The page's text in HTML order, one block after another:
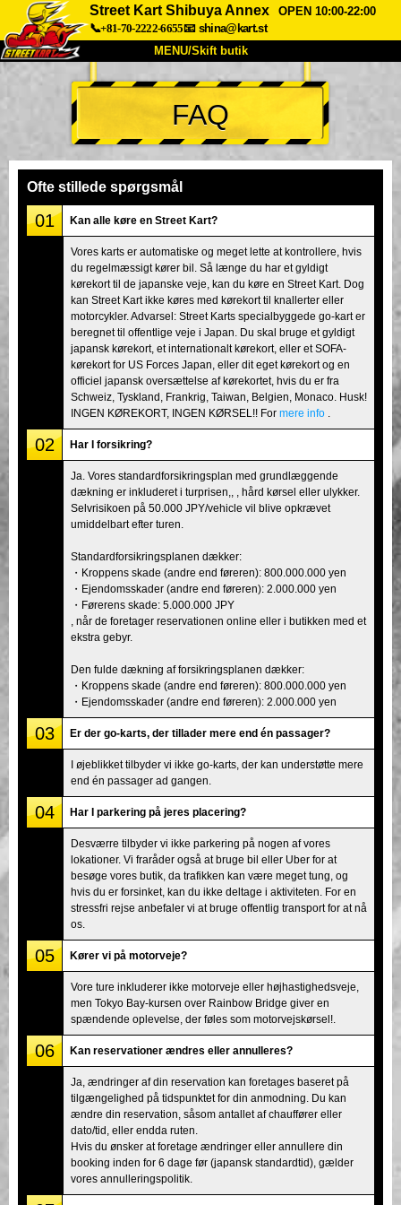
Street Kart Shibuya Annex
OPEN 10:00-22:00
📞+81-70-2222-6655📧 shina@kart.st
MENU/Skift butik
TOP
Om Specifikationer Pris
Stemme
Virksomhed
Tokyo Shinagawa Tokyo Akihabara#1
Tokyo Akihabara#2 Tokyo Shibuya
Tokyo Shibuya Annex Tokyo Bay
Tokyo Asakusa Osaka
Okinawa
FAQ
Ofte stillede spørgsmål
01 Kan alle køre en Street Kart?
Vores karts er automatiske og meget lette at kontrollere, hvis
du regelmæssigt kører bil. Så længe du har et gyldigt
kørekort til de japanske veje, kan du køre en Street Kart. Dog
kan Street Kart ikke køres med kørekort til knallerter eller
motorcykler. Advarsel: Street Karts specialbyggede go-kart er
beregnet til offentlige veje i Japan. Du skal bruge et gyldigt
japansk kørekort, et internationalt kørekort, eller et SOFA-
kørekort for US Forces Japan, eller dit eget kørekort og en
officiel japansk oversættelse af kørekortet, hvis du er fra
Schweiz, Tyskland, Frankrig, Taiwan, Belgien, Monaco. Husk!
INGEN KØREKORT, INGEN KØRSEL!! For mere info
02 Har I forsikring?
Ja. Vores standardforsikringsplan med grundlæggende
dækning er inkluderet i turprisen,, , hård kørsel eller ulykker.
Selvrisikoen på 50.000 JPY/vehicle vil blive opkrævet
umiddelbart efter turen.
Standardforsikringsplanen dækker:
・Kroppens skade (andre end føreren): 800.000.000 yen
・Ejendomsskader (andre end føreren): 2.000.000 yen
・Førerens skade: 5.000.000 JPY
, når de foretager reservationen online eller i butikken med et
ekstra gebyr.
Den fulde dækning af forsikringsplanen dækker:
・Kroppens skade (andre end føreren): 800.000.000 yen
・Ejendomsskader (andre end føreren): 2.000.000 yen
03 Er der go-karts, der tillader mere end én passager?
I øjeblikket tilbyder vi ikke go-karts, der kan understøtte mere
end én passager ad gangen.
04 Har I parkering på jeres placering?
Desværre tilbyder vi ikke parkering på nogen af vores
lokationer. Vi fraråder også at bruge bil eller Uber for at
besøge vores butik, da trafikken kan være meget tung, og
hvis du er forsinket, kan du ikke deltage i aktiviteten. For en
stressfri rejse anbefaler vi at bruge offentlig transport for at nå
os.
05 Kører vi på motorveje?
Vore ture inkluderer ikke motorveje eller højhastighedsveje,
men Tokyo Bay-kursen over Rainbow Bridge giver en
spændende oplevelse, der føles som motorvejskørsel!.
06 Kan reservationer ændres eller annulleres?
Ja, ændringer af din reservation kan foretages baseret på
tilgængelighed på tidspunktet for din anmodning. Du kan
ændre din reservation, såsom antallet af chauffører eller
dato/tid, eller endda ruten.
Hvis du ønsker at foretage ændringer eller annullere din
booking inden for 6 dage før (japansk standardtid), gælder
vores annulleringspolitik.